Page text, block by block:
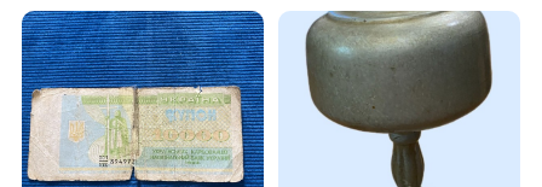
селищної ради"
Березівського
району Одеської
області
селищної ради"
Березівського
району Одеської
області